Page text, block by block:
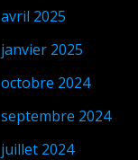
avril 2025
janvier 2025
octobre 2024
septembre 2024
juillet 2024